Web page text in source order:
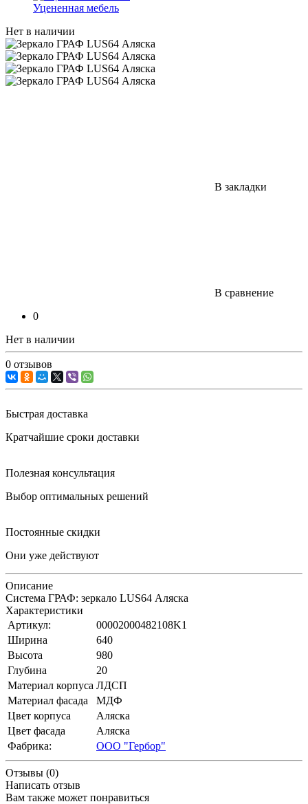
Уцененная мебель
Нет в наличии
В закладки
В сравнение
0
Нет в наличии
0 отзывов
Быстрая доставка
Кратчайшие сроки доставки
Полезная консультация
Выбор оптимальных решений
Постоянные скидки
Они уже действуют
Описание
Система ГРАФ: зеркало LUS64 Аляска
Характеристики
Артикул:
00002000482108K1
Ширина
640
Высота
980
Глубина
20
Материал корпуса ЛДСП
Материал фасада
МДФ
Цвет корпуса
Аляска
Цвет фасада
Аляска
Фабрика:
ООО "Гербор"
Отзывы (0)
Написать отзыв
Вам также может понравиться